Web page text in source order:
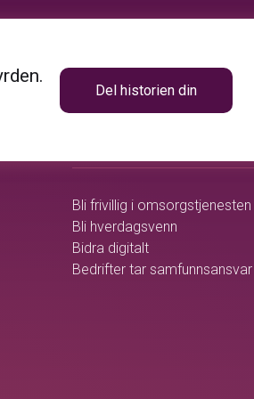
Del historien din
Bli frivillig i omsorgstjenesten
Bli hverdagsvenn
Bidra digitalt
Bedrifter tar samfunnsansvar